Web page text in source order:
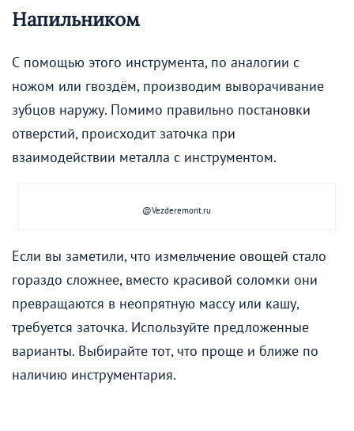
Напильником
С помощью этого инструмента, по аналогии с
ножом или гвоздём, производим выворачивание
зубцов наружу. Помимо правильно постановки
отверстий, происходит заточка при
взаимодействии металла с инструментом.
@Vezderemont.ru
Если вы заметили, что измельчение овощей стало
гораздо сложнее, вместо красивой соломки они
превращаются в неопрятную массу или кашу,
требуется заточка. Используйте предложенные
варианты. Выбирайте тот, что проще и ближе по
наличию инструментария.